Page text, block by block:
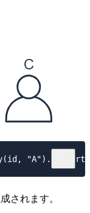
されます。